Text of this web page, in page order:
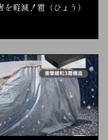
軽減！雹（ひょう）